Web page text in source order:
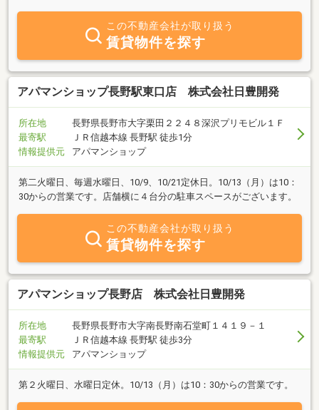
この不動産会社が取り扱う
賃貸物件を探す
アパマンショップ長野駅東口店 株式会社日豊開発
所在地
長野県長野市大字栗田２２４８深沢プリモビル１Ｆ
最寄駅
ＪＲ信越本線 長野駅 徒歩1分
情報提供元
アパマンショップ
第二火曜日、毎週水曜日、10/9、10/21定休日。10/13（月）は10：
30からの営業です。店舗横に４台分の駐車スペースがございます。
この不動産会社が取り扱う
賃貸物件を探す
アパマンショップ長野店 株式会社日豊開発
所在地
長野県長野市大字南長野南石堂町１４１９－１
最寄駅
ＪＲ信越本線 長野駅 徒歩3分
情報提供元
アパマンショップ
第２火曜日、水曜日定休。10/13（月）は10：30からの営業です。